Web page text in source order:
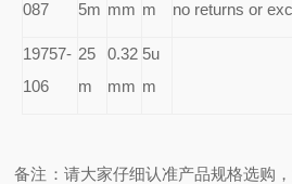
087
5m mm m
no returns or
19757-
106
25
m
0.32
mm
5u
m
备注：请大家仔细认准产品规格选购